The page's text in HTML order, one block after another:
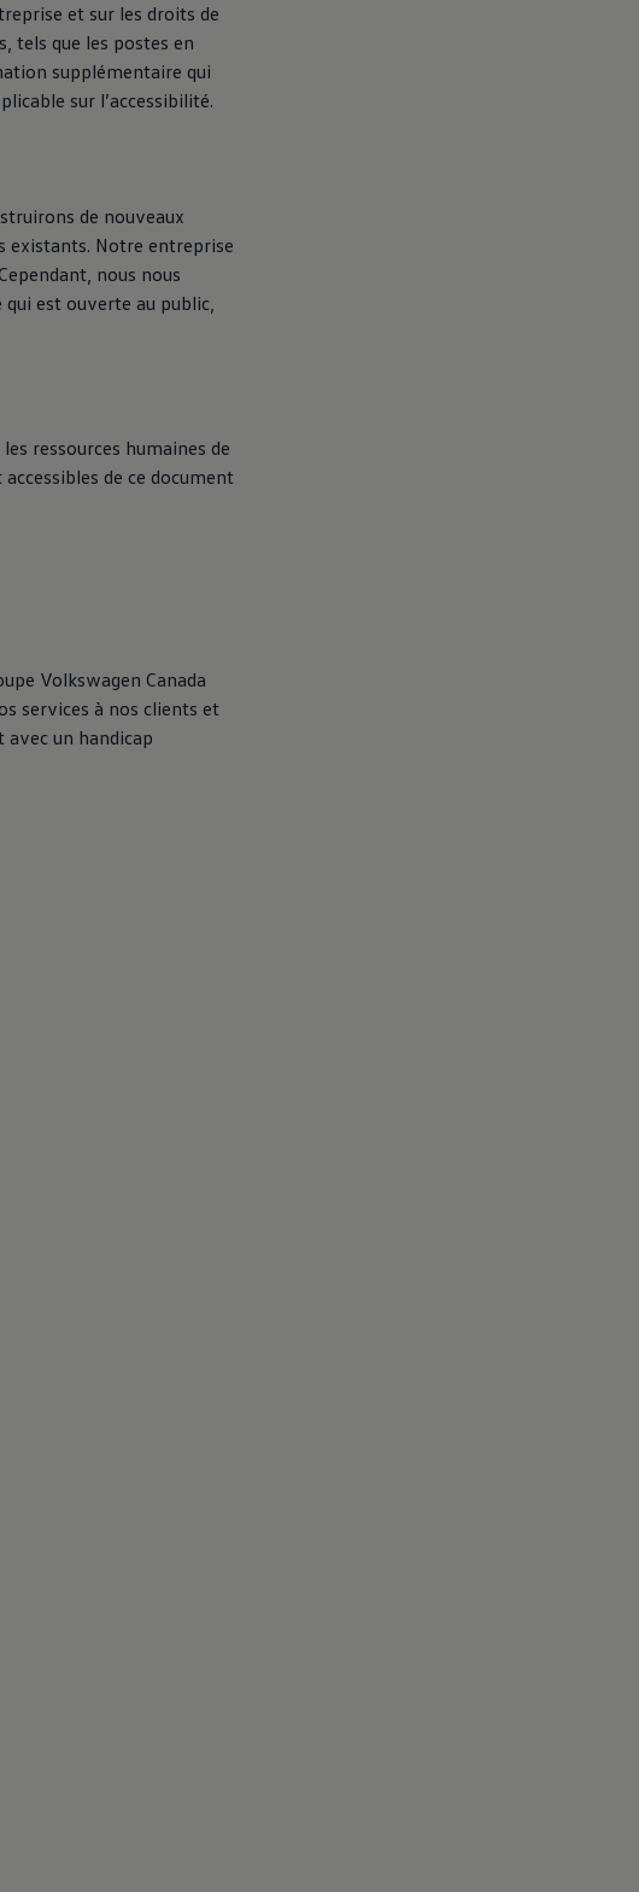
et sur les droits de
tels que les postes en
supplémentaire qui
sur l’accessibilité.
de nouveaux
existants. Notre entreprise
nous nous
qui est ouverte au public,
ressources humaines de
de ce document
Volkswagen Canada
services à nos clients et
un handicap